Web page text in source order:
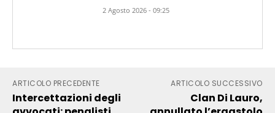
2 Agosto 2026 - 09:25
ARTICOLO PRECEDENTE
Intercettazioni degli
ARTICOLO SUCCESSIVO
Clan Di Lauro,